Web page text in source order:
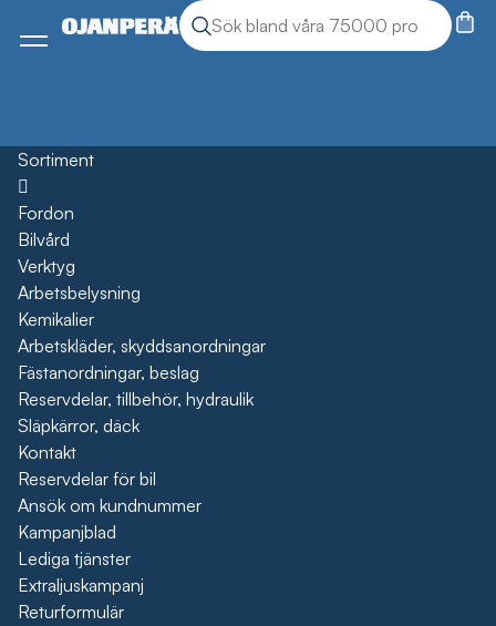
Sök produkter
Sök
Meny
Sortiment
Öppna
Fordon
Bilvård
Verktyg
Arbetsbelysning
Kemikalier
Arbetskläder, skyddsanordningar
Fästanordningar, beslag
Reservdelar, tillbehör, hydraulik
Släpkärror, däck
Kontakt
Reservdelar för bil
Ansök om kundnummer
Kampanjblad
Lediga tjänster
Extraljuskampanj
Returformulär